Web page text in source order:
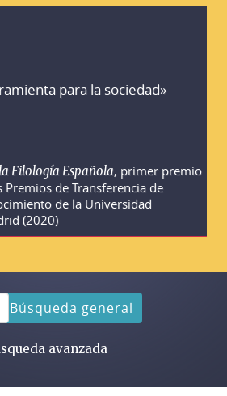
para la sociedad»
Filología Española, primer premio
Premios de Transferencia de
de la Universidad
(2020)
Búsqueda general
avanzada